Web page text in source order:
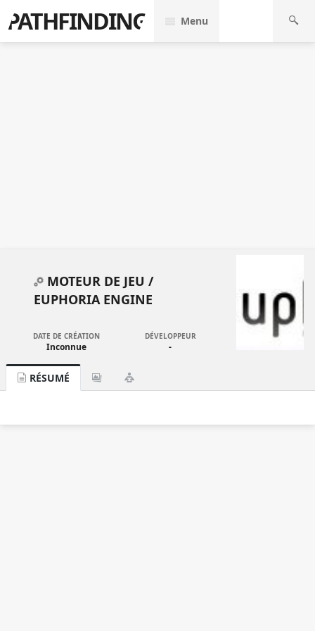
PATHFINDING Menu
MOTEUR DE JEU /
EUPHORIA ENGINE
DATE DE CRÉATION
Inconnue
DÉVELOPPEUR
-
RÉSUMÉ